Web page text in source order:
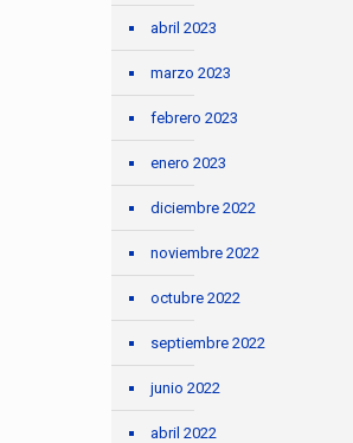
abril 2023
marzo 2023
febrero 2023
enero 2023
diciembre 2022
noviembre 2022
octubre 2022
septiembre 2022
junio 2022
abril 2022